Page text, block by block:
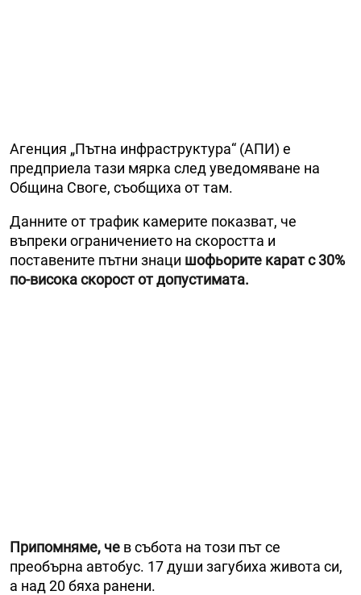
Агенция „Пътна инфраструктура“ (АПИ) е
предприела тази мярка след уведомяване на
Община Своге, съобщиха от там.
Данните от трафик камерите показват, че
въпреки ограничението на скоростта и
поставените пътни знаци шофьорите карат с 30%
по-висока скорост от допустимата.
Припомняме, че в събота на този път се
преобърна автобус. 17 души загубиха живота си,
а над 20 бяха ранени.